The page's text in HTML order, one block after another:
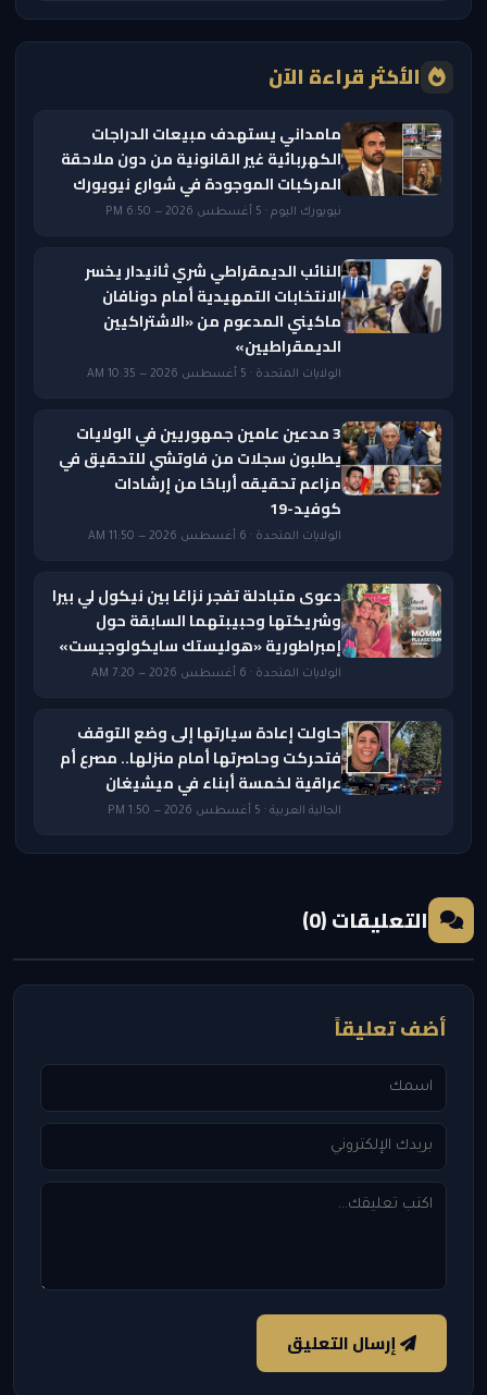
الأكثر قراءة الآن
مامداني يستهدف مبيعات الدراجات
الكهربائية غير القانونية من دون ملاحقة
المركبات الموجودة في شوارع نيويورك
نيويورك اليوم · 5 أغسطس 2026 — 6:50 PM
النائب الديمقراطي شري ثانيدار يخسر
الانتخابات التمهيدية أمام دونافان
ماكيني المدعوم من «الاشتراكيين
الديمقراطيين»
الولايات المتحدة · 5 أغسطس 2026 — 10:35 AM
3 مدعين عامين جمهوريين في الولايات
يطلبون سجلات من فاوتشي للتحقيق في
مزاعم تحقيقه أرباحًا من إرشادات
كوفيد-19
الولايات المتحدة · 6 أغسطس 2026 — 11:50 AM
دعوى متبادلة تفجر نزاعًا بين نيكول لي بيرا
وشريكتها وحبيبتهما السابقة حول
إمبراطورية «هوليستك سايكولوجيست»
الولايات المتحدة · 6 أغسطس 2026 — 7:20 AM
حاولت إعادة سيارتها إلى وضع التوقف
فتحركت وحاصرتها أمام منزلها.. مصرع أم
عراقية لخمسة أبناء في ميشيغان
الجالية العربية · 5 أغسطس 2026 — 1:50 PM
التعليقات (0)
أضف تعليقاً
إرسال التعليق